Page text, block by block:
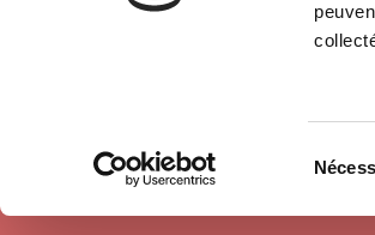
Accueil